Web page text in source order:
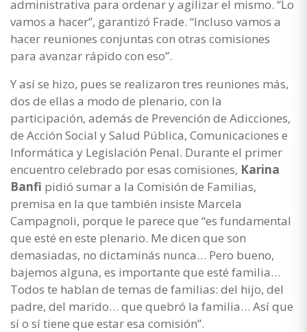
administrativa para ordenar y agilizar el mismo. “Lo
vamos a hacer”, garantizó Frade. “Incluso vamos a
hacer reuniones conjuntas con otras comisiones
para avanzar rápido con eso”.
Y así se hizo, pues se realizaron tres reuniones más,
dos de ellas a modo de plenario, con la
participación, además de Prevención de Adicciones,
de Acción Social y Salud Pública, Comunicaciones e
Informática y Legislación Penal. Durante el primer
encuentro celebrado por esas comisiones, Karina
Banfi pidió sumar a la Comisión de Familias,
premisa en la que también insiste Marcela
Campagnoli, porque le parece que “es fundamental
que esté en este plenario. Me dicen que son
demasiadas, no dictaminás nunca… Pero bueno,
bajemos alguna, es importante que esté familia…
Todos te hablan de temas de familias: del hijo, del
padre, del marido… que quebró la familia… Así que
sí o sí tiene que estar esa comisión”.